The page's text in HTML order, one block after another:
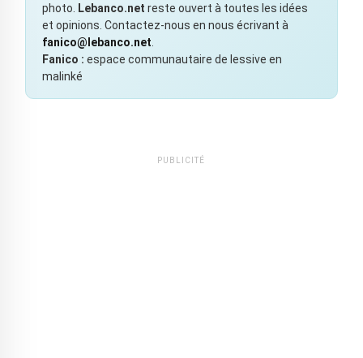
photo.
Lebanco.net reste ouvert à toutes les idées
et opinions. Contactez-nous en nous écrivant à
fanico@lebanco.net
Fanico : espace communautaire de lessive en
malinké
PUBLICITÉ